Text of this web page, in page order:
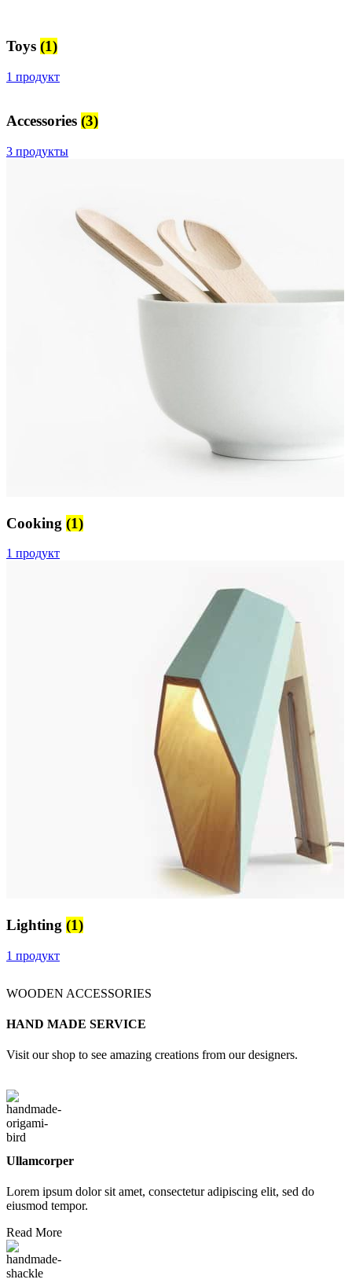
Toys (1)
1 продукт
Accessories (3)
3 продукты
Cooking (1)
1 продукт
Lighting (1)
1 продукт
WOODEN ACCESSORIES
HAND MADE SERVICE
Visit our shop to see amazing creations from our designers.
Ullamcorper
Lorem ipsum dolor sit amet, consectetur adipiscing elit, sed do
eiusmod tempor.
Read More